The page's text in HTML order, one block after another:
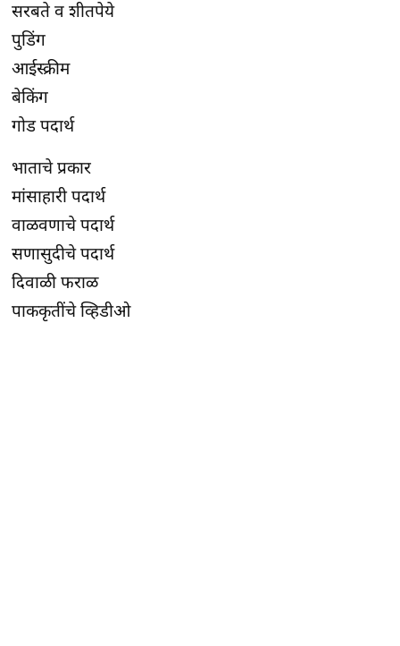
सरबते व शीतपेये
पुडिंग
आईस्क्रीम
बेकिंग
गोड पदार्थ
भाताचे प्रकार
मांसाहारी पदार्थ
वाळवणाचे पदार्थ
सणासुदीचे पदार्थ
दिवाळी फराळ
पाककृतींचे व्हिडीओ